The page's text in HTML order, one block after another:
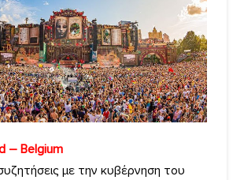
– Belgium
με την κυβέρνηση του